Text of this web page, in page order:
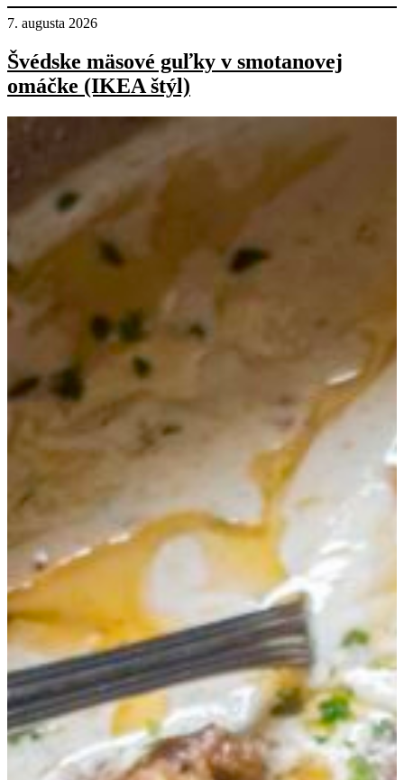
7. augusta 2026
Švédske mäsové guľky v smotanovej
omáčke (IKEA štýl)